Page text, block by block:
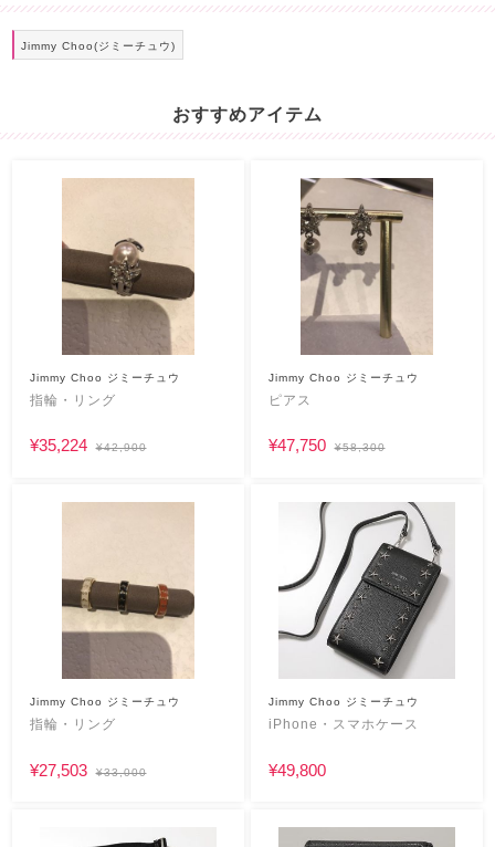
Jimmy Choo(ジミーチュウ)
おすすめアイテム
Jimmy Choo ジミーチュウ
指輪・リング
¥35,224 ¥42,900
Jimmy Choo ジミーチュウ
ピアス
¥47,750 ¥58,300
Jimmy Choo ジミーチュウ
指輪・リング
¥27,503 ¥33,000
Jimmy Choo ジミーチュウ
iPhone・スマホケース
¥49,800